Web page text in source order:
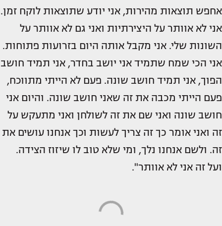
אחפש תוצאות מהירות, אני יודע שתוצאות לוקח זמן.
אני לא אוותר על היצירתיות ואני גם לא אוותר על
השונות שלי. אני מקבל אותה היום בזרועות פתוחות.
אני הכי שמח שתמיד אני יושב בחדר, אני תמיד חושב
הפוך, אני תמיד חושב שונה. פעם לא הייתי מתווכח,
פעם הייתי מכבה את זה שאני חושב שונה. והיום אני
חושב שונה ואני שם את זה לשולחן ואני מתעקש על
זה ואני אומר כך זה צריך לעשות וכך אנחנו עושים את
זה. ולשם אנחנו נלך, ומי שלא טוב לו שיזוז הצידה.
ועל זה אני לא אוותר".